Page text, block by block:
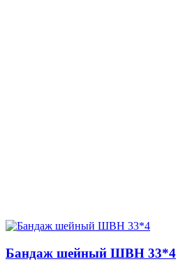
Бандаж шейный ШВН 33*4